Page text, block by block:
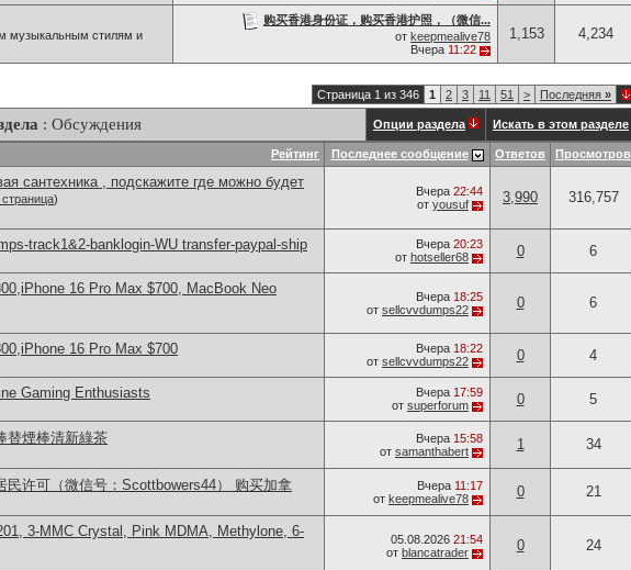
музыкальным стилям и
购买香港身份证，购买香港护照，（微信...
от keepmealive78
Вчера 11:22
1,153 4,234
Страница 1 из 346 1 2 3 11 51 > Последняя »
: Обсуждения Опции раздела Искать в этом разделе
Рейтинг Последнее сообщение Ответов Просмотров
сантехника , подскажите где можно будет
)
Вчера 22:44
от yousuf 3,990 316,757
track1&2-banklogin-WU transfer-paypal-ship Вчера 20:23
от hotseller68 0 6
16 Pro Max $700, MacBook Neo
Вчера 18:25
от sellcvvdumps22 0 6
16 Pro Max $700 Вчера 18:22
от sellcvvdumps22 0 4
Gaming Enthusiasts Вчера 17:59
от superforum 0 5
替煙棒清新綠茶 Вчера 15:58
от samanthabert 1 34
许可（微信号：Scottbowers44） 购买加拿 Вчера 11:17
от keepmealive78 0 21
3-MMC Crystal, Pink MDMA, Methylone, 6-
05.08.2026 21:54
от blancatrader 0 24